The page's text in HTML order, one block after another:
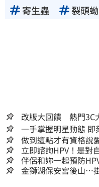
寄生蟲 裂頭蚴
改版大回饋 熱門3C
一手
做到這點才有資格說
立即諮詢HPV！是對
嫌晚！
伴侶和妳一起預防
金獅湖保安宮後山…